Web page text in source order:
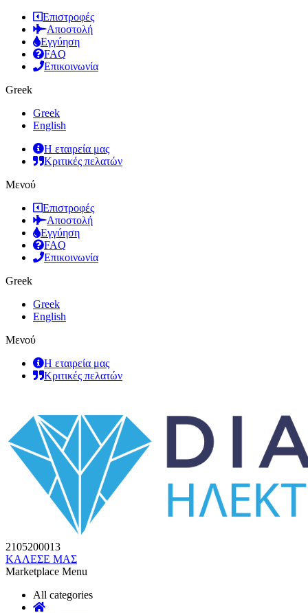
Επιστροφές
Αποστολή
Εγγύηση
FAQ
Επικοινωνία
Greek
Greek
English
Η εταιρεία μας
Κριτικές πελατών
Μενού
Επιστροφές
Αποστολή
Εγγύηση
FAQ
Επικοινωνία
Greek
Greek
English
Μενού
Η εταιρεία μας
Κριτικές πελατών
2105200013
ΚΑΛΕΣΕ ΜΑΣ
Marketplace Menu
All categories